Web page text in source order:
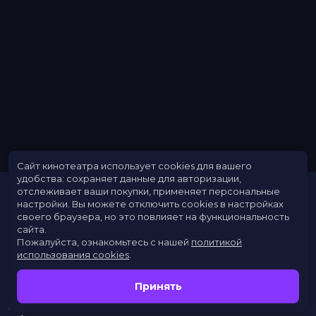
Расписание
Скоро в кино
Заведения
Сайт кинотеатра использует cookies для вашего
удобства: сохраняет данные для авторизации,
отслеживает ваши покупки, применяет персональные
настройки. Вы можете отключить cookies в настройках
своего браузера, но это повлияет на функциональность
сайта.
Пожалуйста, ознакомьтесь с нашей политикой
использования cookies
Принять